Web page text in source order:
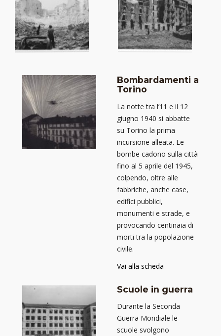
Bombardamenti a
Torino
La notte tra l’11 e il 12
giugno 1940 si abbatte
su Torino la prima
incursione alleata. Le
bombe cadono sulla città
fino al 5 aprile del 1945,
colpendo, oltre alle
fabbriche, anche case,
edifici pubblici,
monumenti e strade, e
provocando centinaia di
morti tra la popolazione
civile.
Vai alla scheda
Scuole in guerra
Durante la Seconda
Guerra Mondiale le
scuole svolgono